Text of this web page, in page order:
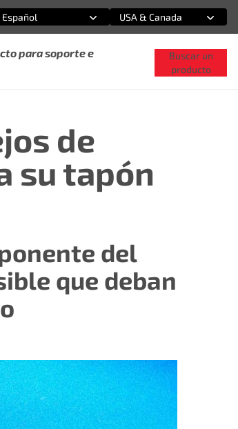
una opción
Español
una opción
USA & Canada
para soporte e
Buscar un
producto
de
su tapón
del
que deban